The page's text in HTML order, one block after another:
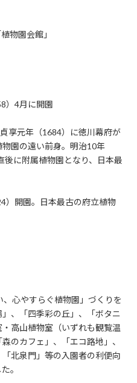
物園会館」
）4月に開園
享元年（1684）に徳川幕府が
園の遠い前身。明治10年
後に附属植物園となり、日本最
）開園。日本最古の府立植物
心やすらぐ植物園」づくりを
、「四季彩の丘」、「ボタニ
高山植物室（いずれも観覧温
のカフェ」、「エコ路地」、
「北泉門」等の入園者の利便向
。